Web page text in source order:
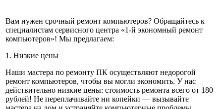
Вам нужен срочный ремонт компьютеров? Обращайтесь к
специалистам сервисного центра «1-й экономный ремонт
компьютеров»! Мы предлагаем:
1. Низкие цены
Наши мастера по ремонту ПК осуществляют недорогой
ремонт компьютеров, чтобы вы могли экономить. У нас
действительно низкие цены: стоимость ремонта всего от 180
рублей! Не переплачивайте ни копейки — вызывайте